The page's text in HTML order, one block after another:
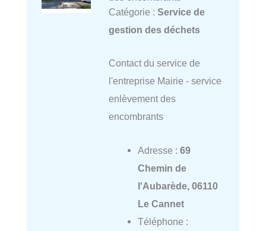
Catégorie : Service de
gestion des déchets
Contact du service de
l'entreprise Mairie - service
enlèvement des
encombrants
Adresse : 69
Chemin de
l'Aubarède, 06110
Le Cannet
Téléphone :